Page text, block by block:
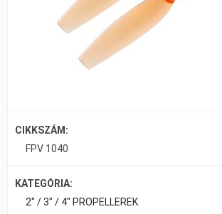
CIKKSZÁM:
FPV 1040
KATEGÓRIA:
2" / 3" / 4" PROPELLEREK